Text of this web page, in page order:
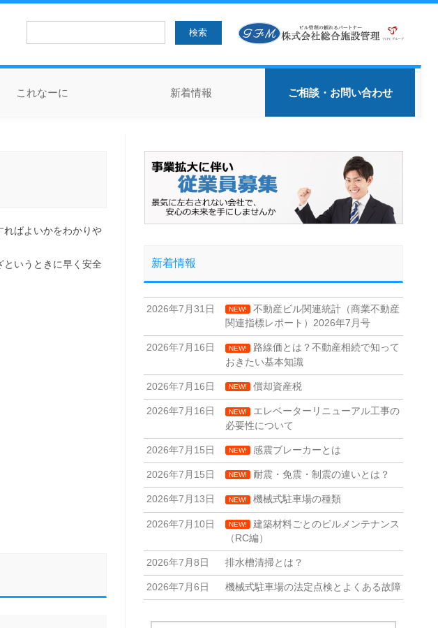
検
これなーに 新着情報 ご相談・お問い合わせ
ればよいかをわかりや
いうときに早く安全
新着情報
2026年7月31日 NEW!
不動産ビル関連統計（商業不動産
関連指標レポート）2026年7月号
2026年7月16日 NEW!
路線価とは？不動産相続で知って
おきたい基本知識
2026年7月16日 NEW! 償却資産税
2026年7月16日 NEW!
エレベーターリニューアル工事の
必要性について
2026年7月15日 NEW! 感震ブレーカーとは
2026年7月15日 NEW! 耐震・免震・制震の違いとは？
2026年7月13日 NEW! 機械式駐車場の種類
2026年7月10日 NEW!
建築材料ごとのビルメンテナンス
（RC編）
2026年7月8日 排水槽清掃とは？
2026年7月6日 機械式駐車場の法定点検とよくある故障